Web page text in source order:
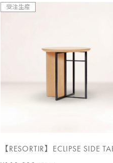
受注生産
【RESORTIR】ECLIPSE SIDE